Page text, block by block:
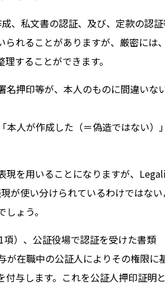
、私文書の認証、及び、定款の認
れることがありますが、厳密には、
することができます。
名押印等が、本人のものに間違いな
人が作成した（＝偽造ではない）」
を用いることになりますが、
が使い分けられているわけではない
ょう。
）、公証役場で認証を受けた書類
が在職中の公証人によりその権限に
与します。これを公証人押印証明と